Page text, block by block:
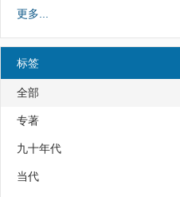
更多...
标签
全部
专著
九十年代
当代